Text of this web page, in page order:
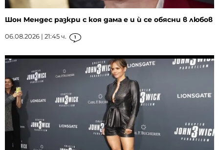
Шон Мендес разкри с коя дама е и ѝ се обясни в любов
06.08.2026 | 21:45 ч. 1